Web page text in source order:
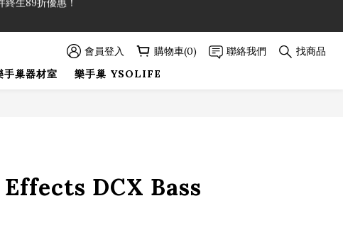
終生89折優惠！ 會員登入 購物車(0) 聯絡我們
找商品
手巢器材室 樂手巢 YSOLIFE
DCX Bass